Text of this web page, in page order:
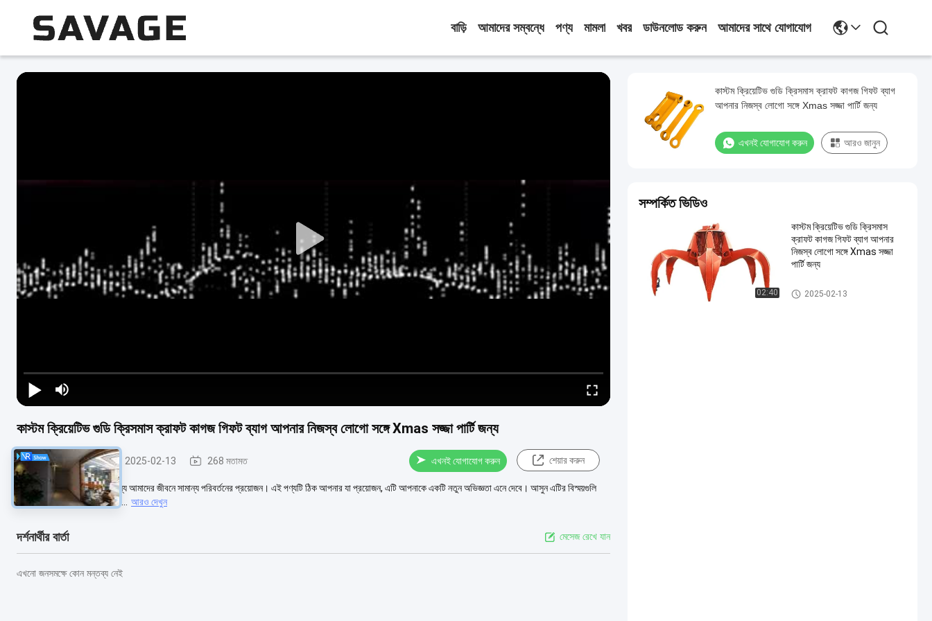
বাড়ি আমাদের সম্বন্ধে পণ্য মামলা খবর ডাউনলোড করুন আমাদের সাথে যোগাযোগ
কাস্টম ক্রিয়েটিভ গুডি ক্রিসমাস ক্রাফট কাগজ গিফট ব্যাগ আপনার নিজস্ব লোগো সঙ্গে Xmas সজ্জা পার্টি জন্য
ইস্পাত স্টাড পার্টিশন 2025-02-13 268 মতামত এখনই যোগাযোগ করুন শেয়ার করুন
আমাদের জীবনকে উজ্জ্বল করার জন্য আমাদের জীবনে সামান্য পরিবর্তনের প্রয়োজন। এই পণ্যটি ঠিক আপনার যা প্রয়োজন, এটি আপনাকে একটি নতুন অভিজ্ঞতা এনে দেবে। আসুন এটির বিস্ময়গুলি
আবিষ্কার করি! এই পণ্যের সাহায্য...
আরও দেখুন
দর্শনার্থীর বার্তা মেসেজ রেখে যান
এখনো জনসমক্ষে কোন মন্তব্য নেই
কাস্টম ক্রিয়েটিভ গুডি ক্রিসমাস ক্রাফট কাগজ গিফট ব্যাগ
আপনার নিজস্ব লোগো সঙ্গে Xmas সজ্জা পার্টি জন্য
এখনই যোগাযোগ করুন আরও জানুন
সম্পর্কিত ভিডিও
02:40
কাস্টম ক্রিয়েটিভ গুডি ক্রিসমাস
ক্রাফট কাগজ গিফট ব্যাগ আপনার
নিজস্ব লোগো সঙ্গে Xmas সজ্জা
পার্টি জন্য
ইস্পাত স্টাড পার্টিশন
2025-02-13